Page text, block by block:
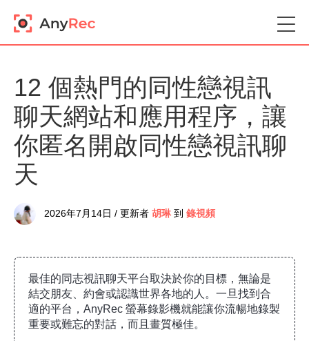
12 個熱門的同性戀視訊
聊天網站和應用程序，讓
你匿名開啟同性戀視訊聊
天
2026年7月14日 / 更新者 胡琳 到 錄視頻
最佳的同志視訊聊天平台取決於你的目標，無論是
結交朋友、約會或認識世界各地的人。一旦找到合
適的平台，AnyRec 螢幕錄影機就能讓你流暢地錄製
重要或難忘的對話，而且畫質極佳。